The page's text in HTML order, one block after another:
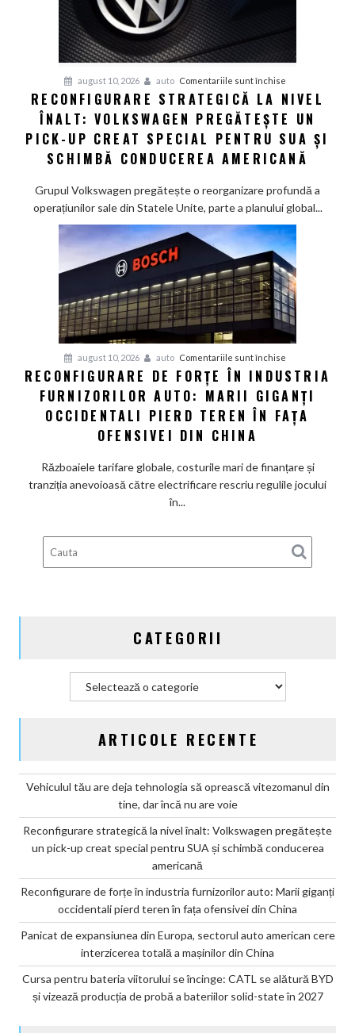
august 10, 2026 auto Comentariile sunt închise
Reconfigurare
strategică
la
nivel
înalt:
Volkswagen
pregătește
pick-
up
creat
special
pentru
SUA
și
conducerea
americană
RECONFIGURARE STRATEGICĂ LA NIVEL
ÎNALT: VOLKSWAGEN PREGĂTEȘTE UN
PICK-UP CREAT SPECIAL PENTRU SUA ȘI
SCHIMBĂ CONDUCEREA AMERICANĂ
Grupul Volkswagen pregătește o reorganizare profundă a
operațiunilor sale din Statele Unite, parte a planului global...
august 10, 2026 auto Comentariile sunt închise
Reconfigurare
de
forțe
furnizorilor
auto:
pierd
teren
RECONFIGURARE DE FORȚE ÎN INDUSTRIA
FURNIZORILOR AUTO: MARII GIGANȚI
OCCIDENTALI PIERD TEREN ÎN FAȚA
OFENSIVEI DIN CHINA
Războaiele tarifare globale, costurile mari de finanțare și
tranziția anevoioasă către electrificare rescriu regulile jocului
în...
CATEGORII
ARTICOLE RECENTE
Vehiculul tău are deja tehnologia să oprească vitezomanul din
tine, dar încă nu are voie
Reconfigurare strategică la nivel înalt: Volkswagen pregătește
un pick-up creat special pentru SUA și schimbă conducerea
americană
Reconfigurare de forțe în industria furnizorilor auto: Marii giganți
occidentali pierd teren în fața ofensivei din China
Panicat de expansiunea din Europa, sectorul auto american cere
interzicerea totală a mașinilor din China
Cursa pentru bateria viitorului se încinge: CATL se alătură BYD
și vizează producția de probă a bateriilor solid-state în 2027